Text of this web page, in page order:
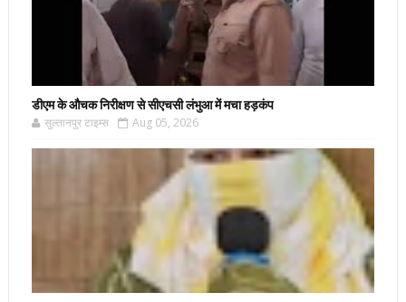
डीएम के औचक निरीक्षण से सीएचसी लंभुआ में मचा हड़कंप
सुल्तानपुर टाइम्स Aug 05, 2026